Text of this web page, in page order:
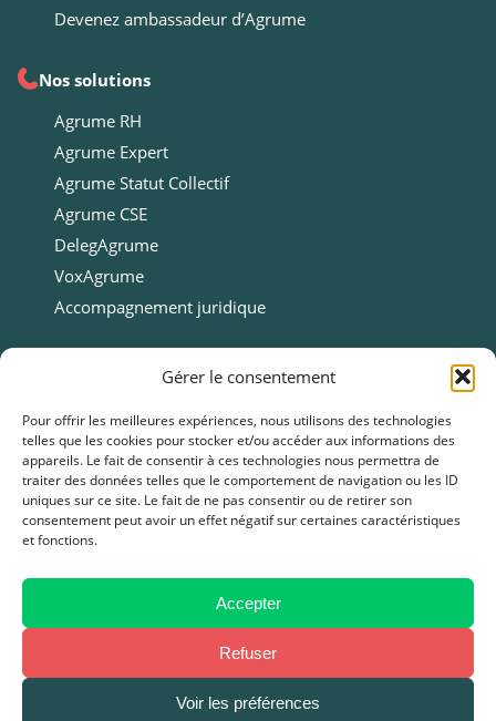
Gérer le consentement
Pour offrir les meilleures expériences, nous utilisons des technologies
telles que les cookies pour stocker et/ou accéder aux informations des
appareils. Le fait de consentir à ces technologies nous permettra de
traiter des données telles que le comportement de navigation ou les ID
uniques sur ce site. Le fait de ne pas consentir ou de retirer son
consentement peut avoir un effet négatif sur certaines caractéristiques
et fonctions.
Accepter
Refuser
Voir les préférences
Devenez ambassadeur d’Agrume
Nos solutions
Agrume RH
Agrume Expert
Agrume Statut Collectif
Agrume CSE
DelegAgrume
VoxAgrume
Accompagnement juridique
Ressources
Webinars
Cas clients
Fiches pratiques
Livres blancs & Guides
Boîtes à outils
FAQ